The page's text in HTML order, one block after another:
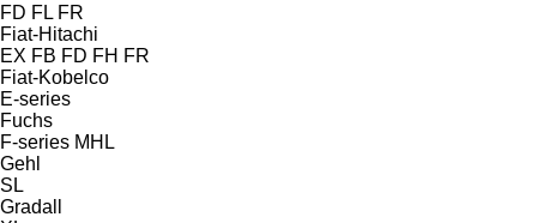
FD FL FR
Fiat-Hitachi
EX FB FD FH FR
Fiat-Kobelco
E-series
Fuchs
F-series MHL
Gehl
SL
Gradall